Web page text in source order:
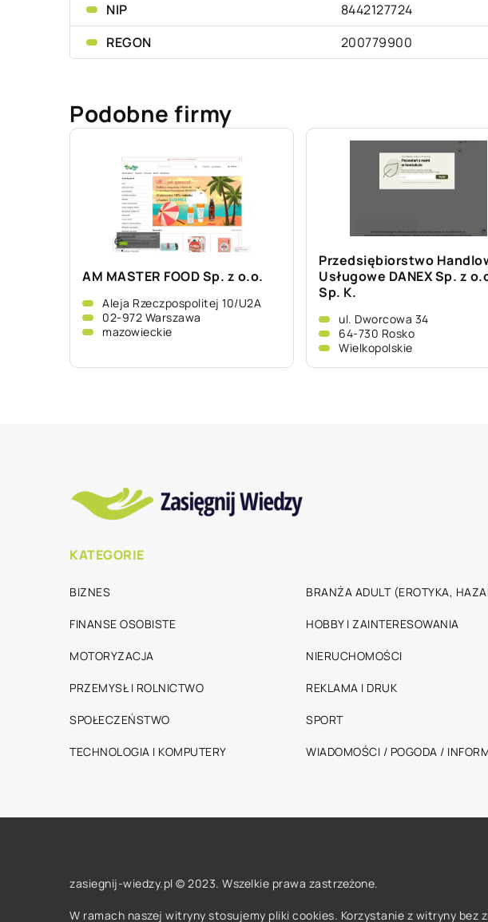
NIP
8442127724
REGON
200779900
Podobne firmy
AM MASTER FOOD Sp. z o.o.
Aleja Rzeczpospolitej 10/U2A
02-972 Warszawa
mazowieckie
Przedsiębiorstwo
Usługowe DANEX Sp. z
Sp. K.
ul. Dworcowa 34
64-730 Rosko
Wielkopolskie
KATEGORIE
BIZNES BRANŻA ADULT (EROTYKA,
FINANSE OSOBISTE HOBBY I ZAINTERESOWANIA
MOTORYZACJA NIERUCHOMOŚCI
PRZEMYSŁ I ROLNICTWO REKLAMA I DRUK
SPOŁECZEŃSTWO SPORT
TECHNOLOGIA I KOMPUTERY WIADOMOŚCI / POGODA /
zasiegnij-wiedzy.pl © 2023. Wszelkie prawa zastrzeżone.
W ramach naszej witryny stosujemy pliki cookies. Korzystanie z witryny